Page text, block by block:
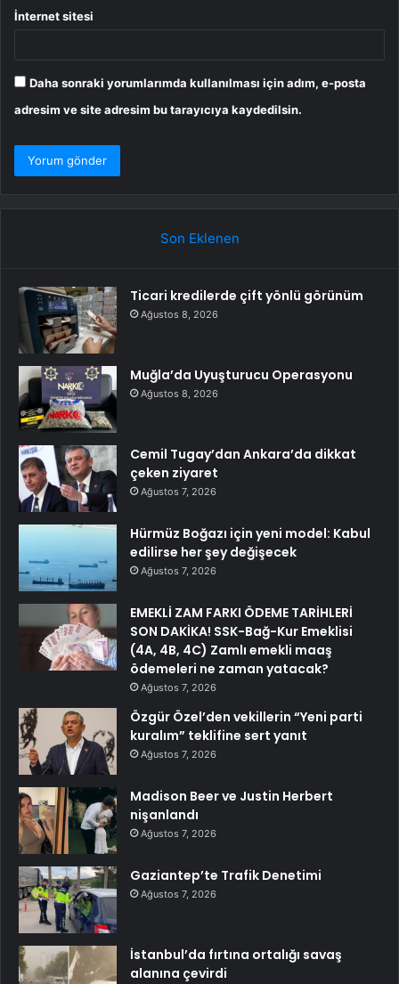
İnternet sitesi
Daha sonraki yorumlarımda kullanılması için adım, e-posta
adresim ve site adresim bu tarayıcıya kaydedilsin.
Son Eklenen
Ticari kredilerde çift yönlü görünüm
Ağustos 8, 2026
Muğla’da Uyuşturucu Operasyonu
Ağustos 8, 2026
Cemil Tugay’dan Ankara’da dikkat
çeken ziyaret
Ağustos 7, 2026
Hürmüz Boğazı için yeni model: Kabul
edilirse her şey değişecek
Ağustos 7, 2026
EMEKLİ ZAM FARKI ÖDEME TARİHLERİ
SON DAKİKA! SSK-Bağ-Kur Emeklisi
(4A, 4B, 4C) Zamlı emekli maaş
ödemeleri ne zaman yatacak?
Ağustos 7, 2026
Özgür Özel’den vekillerin “Yeni parti
kuralım” teklifine sert yanıt
Ağustos 7, 2026
Madison Beer ve Justin Herbert
nişanlandı
Ağustos 7, 2026
Gaziantep’te Trafik Denetimi
Ağustos 7, 2026
İstanbul’da fırtına ortalığı savaş
alanına çevirdi